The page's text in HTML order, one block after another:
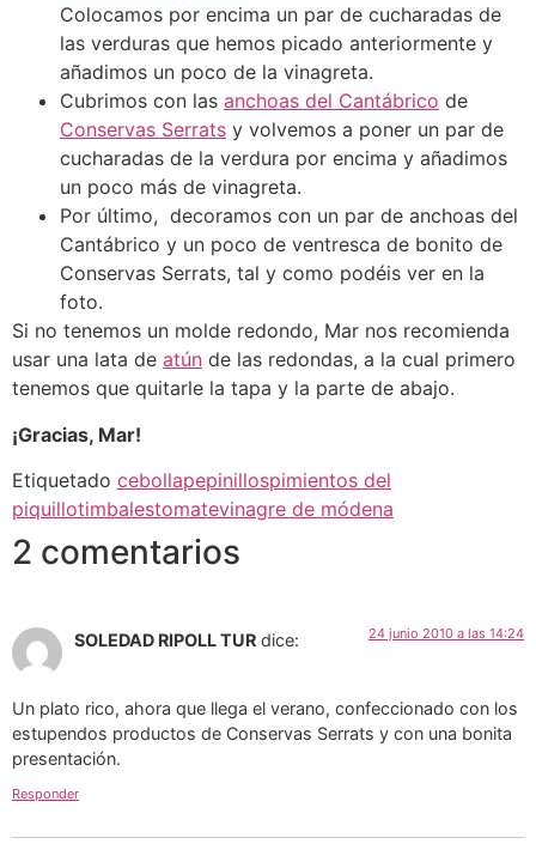
Colocamos por encima un par de cucharadas de
las verduras que hemos picado anteriormente y
añadimos un poco de la vinagreta.
Cubrimos con las anchoas del Cantábrico de
Conservas Serrats y volvemos a poner un par de
cucharadas de la verdura por encima y añadimos
un poco más de vinagreta.
Por último, decoramos con un par de anchoas del
Cantábrico y un poco de ventresca de bonito de
Conservas Serrats, tal y como podéis ver en la
foto.
Si no tenemos un molde redondo, Mar nos recomienda
usar una lata de atún de las redondas, a la cual primero
tenemos que quitarle la tapa y la parte de abajo.
¡Gracias, Mar!
Etiquetado cebollapepinillospimientos del
piquillotimbalestomatevinagre de módena
2 comentarios
SOLEDAD RIPOLL TUR dice: 24 junio 2010 a las 14:24
Un plato rico, ahora que llega el verano, confeccionado con los
estupendos productos de Conservas Serrats y con una bonita
presentación.
Responder